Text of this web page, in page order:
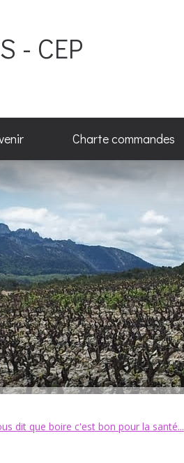
- CEP
Charte commandes
dit que boire c'est bon pour la santé...